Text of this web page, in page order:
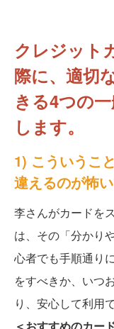
クレジット
際に、適切
きる4つの
します。
1) こういうこ
違えるのが怖い
李さんがカードを
は、その「分かり
心者でも手順通り
をすべきか、いつ
り、安心して利用
＜おすすめのカー